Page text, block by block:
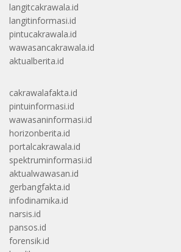
langitcakrawala.id
langitinformasi.id
pintucakrawala.id
wawasancakrawala.id
aktualberita.id
cakrawalafakta.id
pintuinformasi.id
wawasaninformasi.id
horizonberita.id
portalcakrawala.id
spektruminformasi.id
aktualwawasan.id
gerbangfakta.id
infodinamika.id
narsis.id
pansos.id
forensik.id